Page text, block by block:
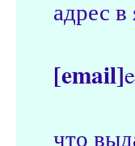
адрес
[email]
что